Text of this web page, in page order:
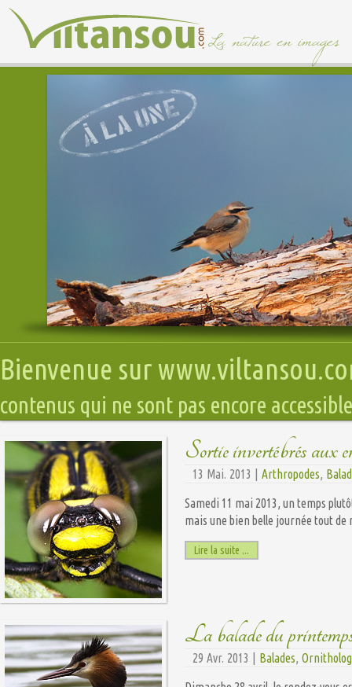
Bienvenue sur
contenus qui ne sont pas encore
Sortie invertébrés aux
13 Mai. 2013 | Arthropodes,
Samedi 11 mai 2013, un temps
mais une bien belle journée tout de
Lire la suite ...
La balade du
29 Avr. 2013 | Balades,